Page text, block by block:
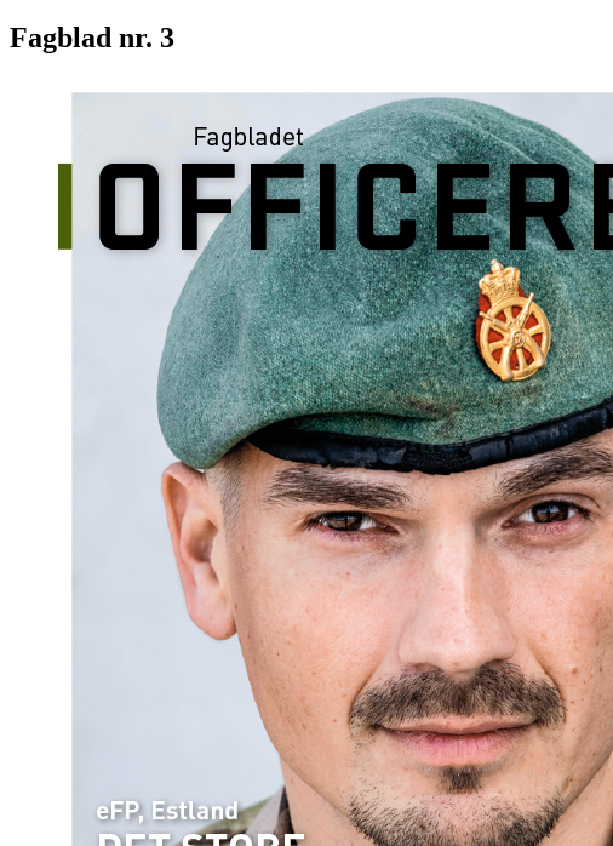
Fagblad nr. 3